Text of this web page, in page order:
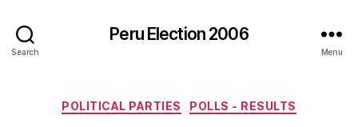
Search
Peru Election 2006
Menu
Categories
POLITICAL PARTIES POLLS - RESULTS